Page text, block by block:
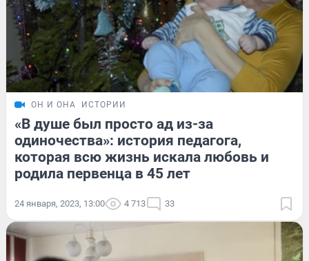
ОН И ОНА ИСТОРИИ
«В душе был просто ад из-за
одиночества»: история педагога,
которая всю жизнь искала любовь и
родила первенца в 45 лет
24 января, 2023, 13:00 4 713 33